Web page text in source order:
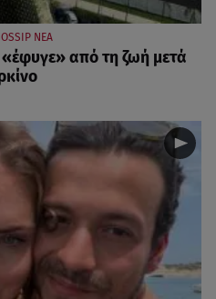
ΝΕΑ
από τη ζωή μετά